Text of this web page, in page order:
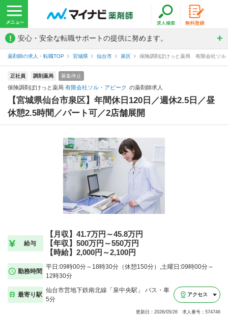
! 安心・安全な転職サポートの提供に努めます。
薬剤師の求人・転職TOP 宮城県 仙台市 泉区 保険調剤ぽけっと薬局 有限会社ソル
正社員 調剤薬局 募集停止
保険調剤ぽけっと薬局 有限会社ソル・アビーク の薬剤師求人
【宮城県仙台市泉区】年間休日120日／週休2.5日／昼
休憩2.5時間／パート可／2店舗展開
給与
【月収】41.7万円～45.8万円
【年収】500万円～550万円
【時給】2,000円～2,100円
勤務時間
平日:09時00分～18時30分（休憩150分）,土曜日:09時00分～
12時30分
最寄り駅
仙台市営地下鉄南北線「泉中央駅」 バス・車
5分
アクセス
更新日：2026/05/26 求人番号：574746